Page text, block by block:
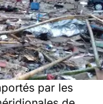
par les